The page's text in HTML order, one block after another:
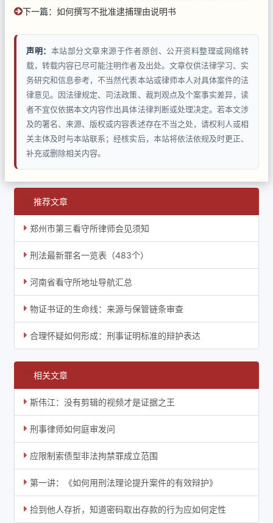
下一篇： 如何撰写不批准逮捕理由说明书
声明： 本站部分文章来源于作者原创、公开资料整理或网络转
载，转载内容已尽可能注明作者及出处。文章仅供法律学习、实
务研究和信息参考，不当然代表本站或律师本人对具体案件的法
律意见。因法律规定、司法政策、裁判观点及个案事实差异，读
者不宜仅依据本文内容作出具体法律判断或处理决定。若本文涉
及的署名、来源、版权或内容表述存在不当之处，请权利人或相
关主体及时与本站联系；经核实后，本站将依法依规及时更正、
补充或删除相关内容。
推荐文章
郑州市第三看守所律师会见须知
刑法最新罪名一览表（483个）
河南省看守所地址导航汇总
物证书证的生命线：来源与保管链条审查
合理怀疑如何形成：刑事证明标准的辩护表达
相关文章
斯伟江：没有剪辑的视频才是证据之王
刑事律师如何庭审发问
应限制索债型非法拘禁罪成立范围
第一讲：《如何用刑法理论提升案件的有效辩护》
捡到他人存折，知道密码取出存款的行为应如何定性